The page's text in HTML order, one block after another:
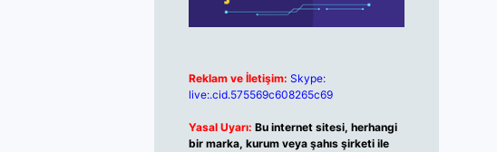
Reklam ve İletişim: Skype:
live:.cid.575569c608265c69
Yasal Uyarı: Bu internet sitesi, herhangi
bir marka, kurum veya şahıs şirketi ile